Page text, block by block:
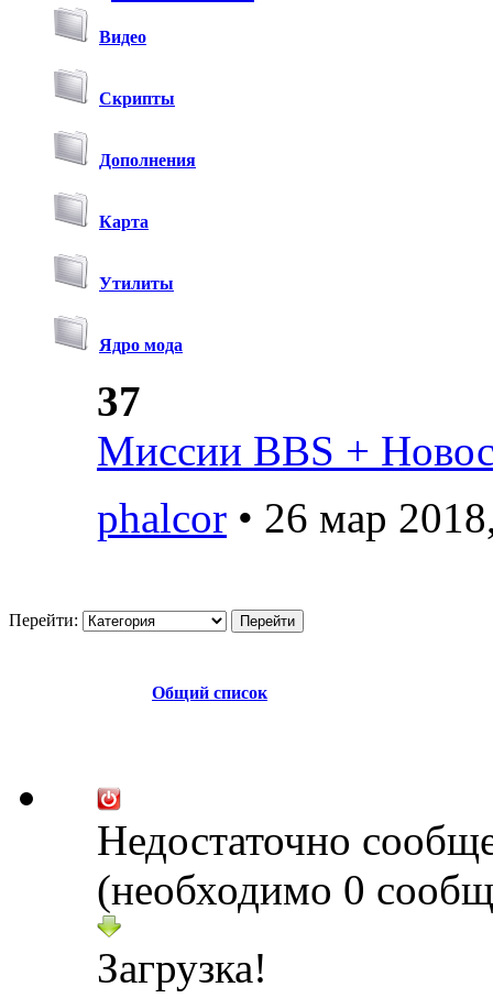
Видео
Скрипты
Дополнения
Карта
Утилиты
Ядро мода
37
Миссии BBS +
phalcor • 26 мар
Перейти:
Общий список
Недостаточно
(необходимо 0
Загрузка!